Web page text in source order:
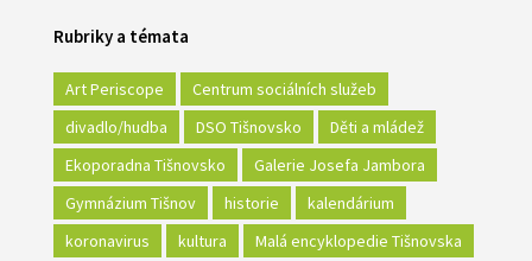
Rubriky a témata
Art Periscope
Centrum sociálních služeb
divadlo/hudba
DSO Tišnovsko
Děti a mládež
Ekoporadna Tišnovsko
Galerie Josefa Jambora
Gymnázium Tišnov
historie
kalendárium
koronavirus
kultura
Malá encyklopedie Tišnovska